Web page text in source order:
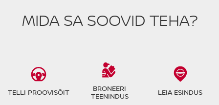
MIDA SA SOOVID TEHA?
TELLI PROOVISÕIT
BRONEERI
TEENINDUS
LEIA ESINDUS